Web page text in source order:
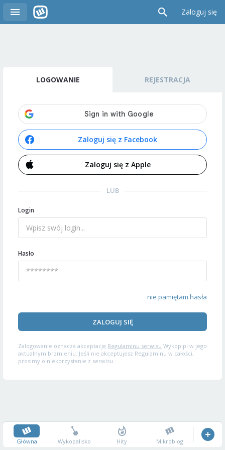
Zaloguj się
LOGOWANIE REJESTRACJA
Zaloguj się z Facebook
Zaloguj się z Apple
LUB
Login
Hasło
nie pamiętam hasła
ZALOGUJ SIĘ
Zalogowanie oznacza akceptację Regulaminu serwisu Wykop.pl w jego
aktualnym brzmieniu. Jeśli nie akceptujesz Regulaminu w całości,
prosimy o niekorzystanie z serwisu.
Główna Wykopalisko Hity Mikroblog